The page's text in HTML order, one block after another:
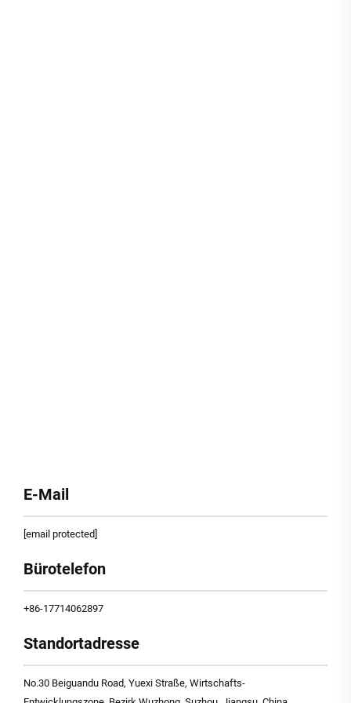
E-Mail
[email protected]
Bürotelefon
+86-17714062897
Standortadresse
No.30 Beiguandu Road, Yuexi Straße, Wirtschafts-